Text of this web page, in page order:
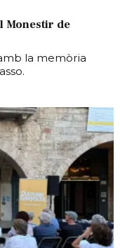
Monestir de
la memòria